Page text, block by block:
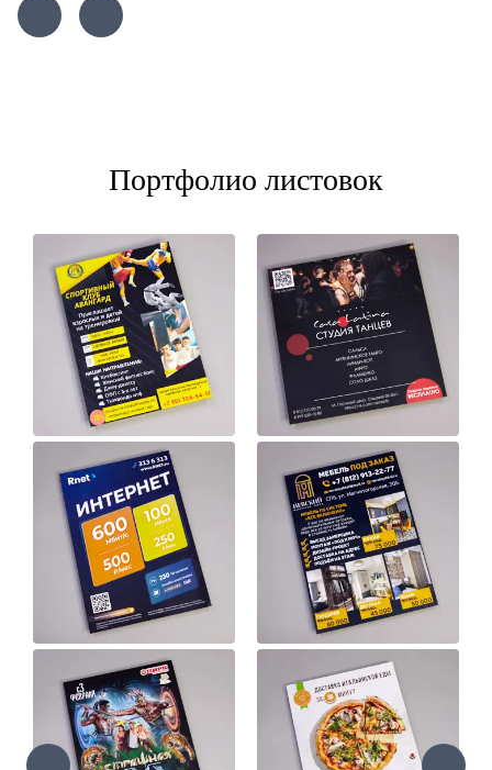
Портфолио листовок